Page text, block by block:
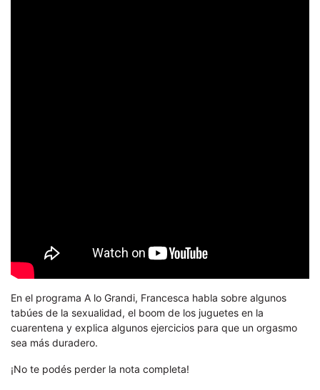
En el programa A lo Grandi, Francesca habla sobre algunos
tabúes de la sexualidad, el boom de los juguetes en la
cuarentena y explica algunos ejercicios para que un orgasmo
sea más duradero.
¡No te podés perder la nota completa!